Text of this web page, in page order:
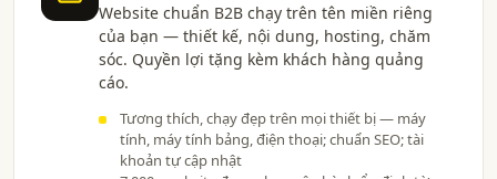
Website chuẩn B2B chạy trên tên miền riêng
của bạn — thiết kế, nội dung, hosting, chăm
sóc. Quyền lợi tặng kèm khách hàng quảng
cáo.
Tương thích, chạy đẹp trên mọi thiết bị — máy
tính, máy tính bảng, điện thoại; chuẩn SEO; tài
khoản tự cập nhật